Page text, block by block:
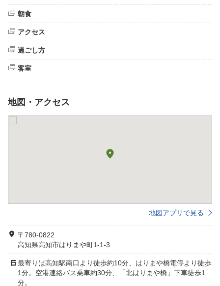
朝食
アクセス
過ごし方
客室
地図・アクセス
地図アプリで見る
〒780-0822
高知県高知市はりまや町1-1-3
最寄りは高知駅南口より徒歩約10分、はりまや橋電停より徒歩
1分。空港連絡バス乗車約30分、「北はりまや橋」下車徒歩1
分。